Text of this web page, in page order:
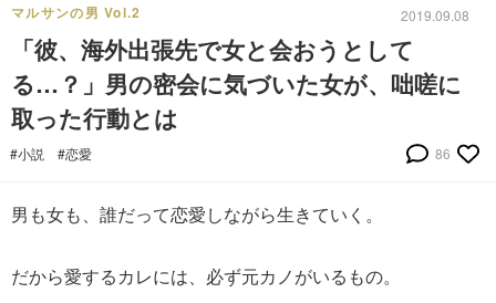
マルサンの男 Vol.2 2019.09.08
「彼、海外出張先で女と会おうとして
る…？」男の密会に気づいた女が、咄嗟に
取った行動とは
#小説 #恋愛 86
男も女も、誰だって恋愛しながら生きていく。
だから愛するカレには、必ず元カノがいるもの。